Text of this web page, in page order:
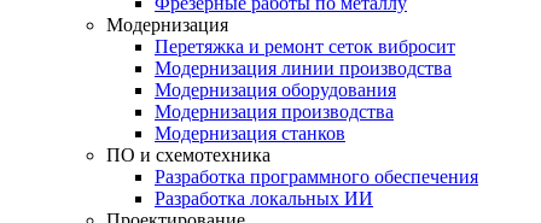
Модернизация
Перетяжка и ремонт сеток вибросит
Модернизация линии производства
Модернизация оборудования
Модернизация производства
Модернизация станков
ПО и схемотехника
Разработка программного обеспечения
Разработка локальных ИИ